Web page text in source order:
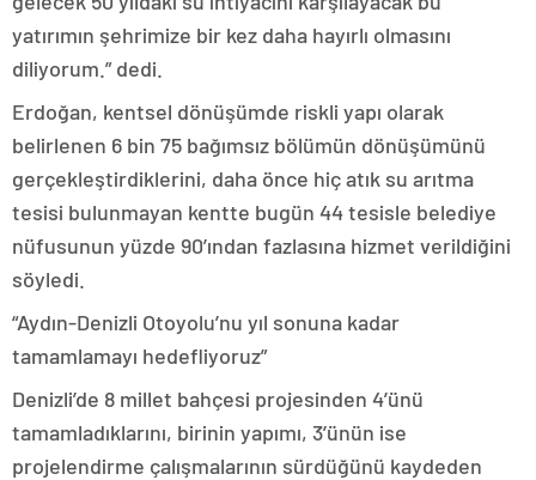
yatırımın şehrimize bir kez daha hayırlı olmasını
diliyorum.” dedi.
Erdoğan, kentsel dönüşümde riskli yapı olarak
belirlenen 6 bin 75 bağımsız bölümün dönüşümünü
gerçekleştirdiklerini, daha önce hiç atık su arıtma
tesisi bulunmayan kentte bugün 44 tesisle belediye
nüfusunun yüzde 90’ından fazlasına hizmet verildiğini
söyledi.
“Aydın-Denizli Otoyolu’nu yıl sonuna kadar
tamamlamayı hedefliyoruz”
Denizli’de 8 millet bahçesi projesinden 4’ünü
tamamladıklarını, birinin yapımı, 3’ünün ise
projelendirme çalışmalarının sürdüğünü kaydeden